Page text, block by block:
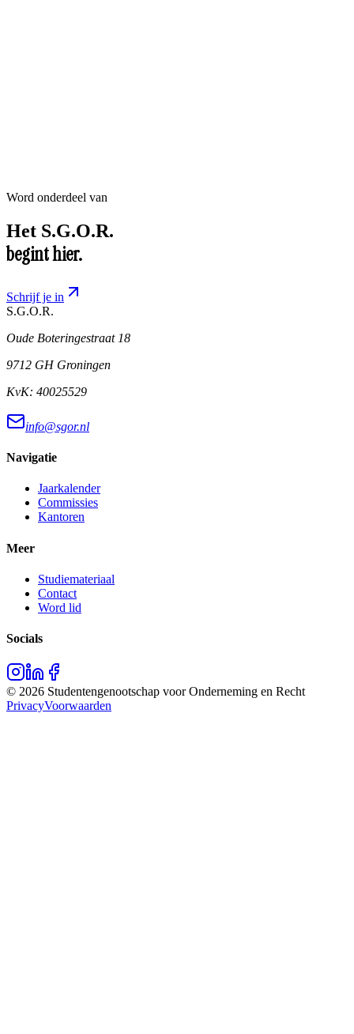
Word onderdeel van
Het S.G.O.R.
begint hier.
Schrijf je in
S.G.O.R.
Oude Boteringestraat 18
9712 GH Groningen
KvK: 40025529
info@sgor.nl
Navigatie
Jaarkalender
Commissies
Kantoren
Meer
Studiemateriaal
Contact
Word lid
Socials
© 2026 Studentengenootschap voor Onderneming en Recht
PrivacyVoorwaarden